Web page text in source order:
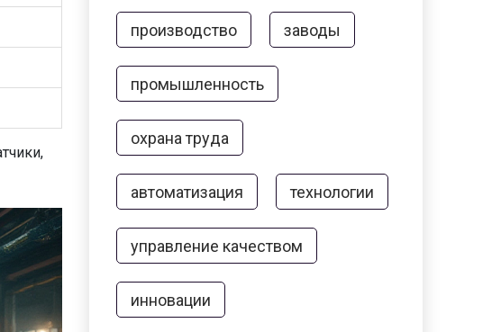
производство заводы
промышленность
охрана труда
автоматизация технологии
управление качеством
инновации